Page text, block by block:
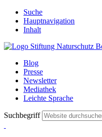
Suche
Hauptnavigation
Inhalt
Blog
Presse
Newsletter
Mediathek
Leichte Sprache
Suchbegriff